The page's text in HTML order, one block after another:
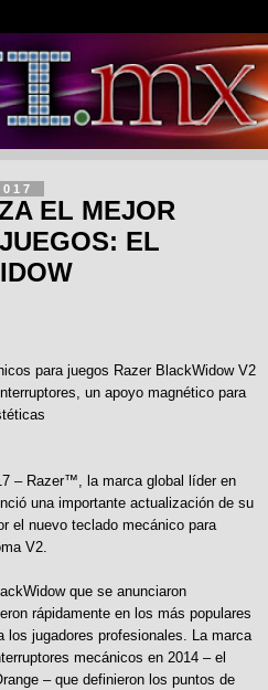
EL MEJOR
EL
para juegos Razer BlackWidow V2
un apoyo magnético para
– Razer™, la marca global líder en
una importante actualización de su
el nuevo teclado mecánico para
V2.
que se anunciaron
rápidamente en los más populares
los jugadores profesionales. La marca
mecánicos en 2014 – el
– que definieron los puntos de